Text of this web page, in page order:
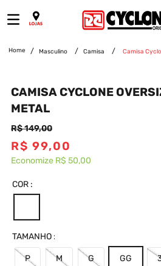
Masculino Camisa Camisa
CAMISA CYCLONE
METAL
R$149,00
R$ 99,00
Economize R$ 50,00
COR
TAMANHO
P M G GG